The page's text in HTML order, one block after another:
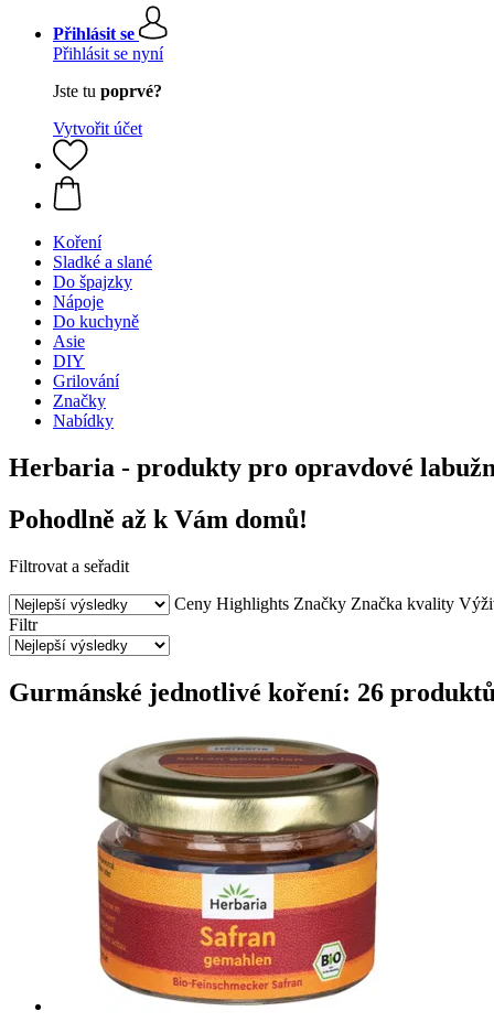
Přihlásit se
Přihlásit se nyní
Jste tu poprvé?
Vytvořit účet
Koření
Sladké a slané
Do špajzky
Nápoje
Do kuchyně
Asie
DIY
Grilování
Značky
Nabídky
Herbaria - produkty pro opravdové
Pohodlně až k Vám domů!
Filtrovat a seřadit
Ceny Highlights Značky Značka kvality
Filtr
Gurmánské jednotlivé koření: 26